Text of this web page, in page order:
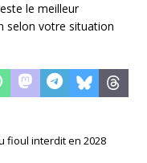
le meilleur
selon votre situation
fioul interdit en 2028